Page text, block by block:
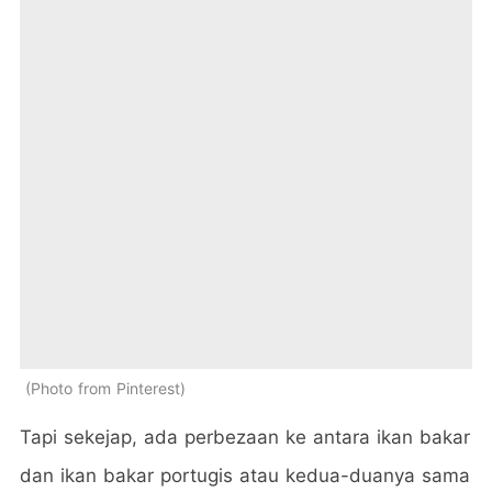
Photo from Pinterest
Tapi sekejap, ada perbezaan ke antara ikan bakar
dan ikan bakar portugis atau kedua-duanya sama